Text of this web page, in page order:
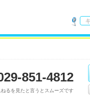
内
索
851-4812
るを見たと言うとスムーズです